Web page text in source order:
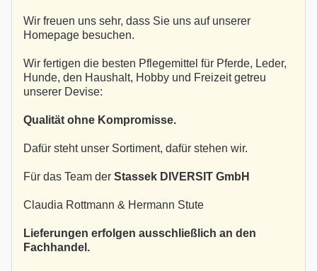
Wir freuen uns sehr, dass Sie uns auf unserer
Homepage besuchen.
Wir fertigen die besten Pflegemittel für Pferde, Leder,
Hunde, den Haushalt, Hobby und Freizeit getreu
unserer Devise:
Qualität ohne Kompromisse.
Dafür steht unser Sortiment, dafür stehen wir.
Für das Team der Stassek DIVERSIT GmbH
Claudia Rottmann & Hermann Stute
Lieferungen erfolgen ausschließlich an den
Fachhandel.